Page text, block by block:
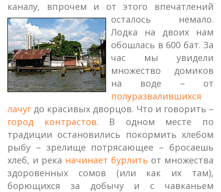
каналу, впрочем и от этого впечатлений
осталось немало.
Лодка на двоих нам
обошлась в 600 бат. За
час мы увидели
множество домиков
на воде – от
полуразвалившихся
лачуг до красивых дворцов. Что и говорить –
город контрастов. В одном месте по
традиции остановились покормить хлебом
рыбу – зрелище потрясающее – бросаешь
хлеб, и река начинает бурлить от множества
здоровенных сомов (или как их там),
борющихся за добычу и с чавканьем